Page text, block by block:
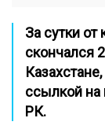
За сутки
скончался
Казахстане,
ссылкой на
РК.